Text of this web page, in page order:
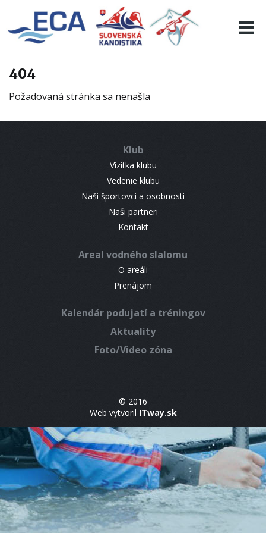
404
Požadovaná stránka sa nenašla
Klub
Vizitka klubu
Vedenie klubu
Naši športovci a osobnosti
Naši partneri
Kontakt
Areal vodného slalomu
O areáli
Prenájom
Kalendár podujatí a tréningov
Aktuality
Foto/Video zóna
© 2016
Web vytvoril ITway.sk
EURO 19
INFO
RESULTS
CONTACT